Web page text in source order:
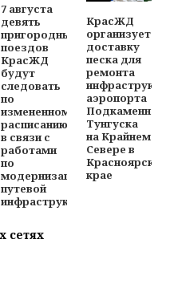
7 августа
девять
пригородных
поездов
КрасЖД
будут
следовать
по
измененному
расписанию
в связи с
работами
по
модернизации
путевой
инфраструктуры
КрасЖД
организует
доставку
песка для
ремонта
аэропорта
Подкаменная
Тунгуска
на Крайнем
Севере в
Красноярском
крае
сетях